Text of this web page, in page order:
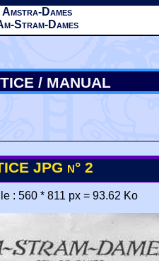
Amstra-Dames
Stram-Dames
/ MANUAL
JPG n° 2
: 560 * 811 px = 93.62 Ko